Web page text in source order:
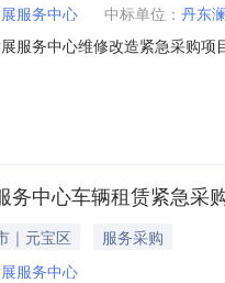
服务中心 中标单位： 丹东
服务中心维修改造紧急采购
按照辽宁省财政厅《关于做
务中心车辆租赁紧急采
｜元宝区
服务采购
服务中心